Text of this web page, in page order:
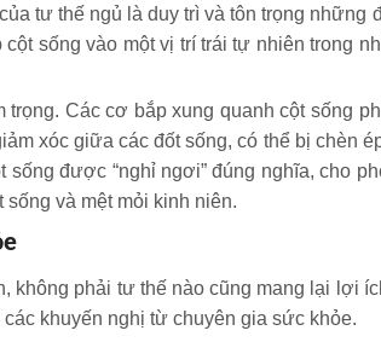
tư thế ngủ là duy trì và tôn trọng những
sống vào một vị trí trái tự nhiên trong
Các cơ bắp xung quanh cột sống
xóc giữa các đốt sống, có thể bị chèn
được “nghỉ ngơi” đúng nghĩa, cho
sống và mệt mỏi kinh niên.
không phải tư thế nào cũng mang lại lợi
khuyến nghị từ chuyên gia sức khỏe.